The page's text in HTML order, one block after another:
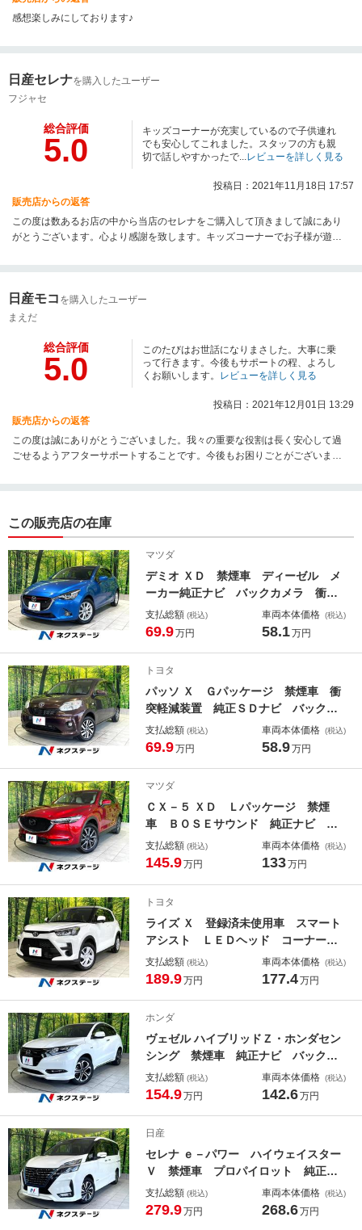
感想楽しみにしております♪
日産セレナを購入したユーザー
フジャセ
総合評価
5.0
キッズコーナーが充実しているので子供連れ
でも安心してこれました。スタッフの方も親
切で話しやすかったで... レビューを詳しく見る
投稿日：2021年11月18日 17:57
販売店からの返答
この度は数あるお店の中から当店のセレナをご購入して頂きまして誠にあり
がとうございます。心より感謝を致します。キッズコーナーでお子様が遊ん
料オイル交換や点検時にお会いできる事楽しみにしております。
日産モコ を購入したユーザー
まえだ
総合評価
5.0
このたびはお世話になりまさした。大事に乗
って行きます。今後もサポートの程、よろし
くお願いします。 レビューを詳しく見る
投稿日：2021年12月01日 13:29
販売店からの返答
この度は誠にありがとうございました。我々の重要な役割は長く安心して過
ごせるようアフターサポートすることです。今後もお困りごとがございまし
この販売店の在庫
マツダ
デミオ ＸＤ 禁煙車 ディーゼル メ
ーカー純正ナビ バックカメラ 衝突
軽減装置 クルーズコントロール Ｃ
Ｄ／ＤＶＤ再生 スマートキー Ｂｌ
支払総額 (税込)
69.9万円
車両本体価格 (税込)
58.1万円
トヨタ
パッソ Ｘ Ｇパッケージ 禁煙車 衝
突軽減装置 純正ＳＤナビ バックモ
ニター スマートキー Ｂｌｕｅｔｏ
ｏｔｈ再生 フルセグ 純正１４イン
支払総額 (税込)
69.9万円
車両本体価格 (税込)
58.9万円
マツダ
ＣＸ－５ ＸＤ Ｌパッケージ 禁煙
車 ＢＯＳＥサウンド 純正ナビ バ
ックカメラ パワーバックドア 本革
シート レーダークルーズ ステアリ
ー
支払総額 (税込)
145.9万円
車両本体価格 (税込)
133万円
トヨタ
ライズ Ｘ 登録済未使用車 スマート
アシスト ＬＥＤヘッド コーナーセ
ンサー スマートキー オートハイビ
ーム オートライト 車線逸脱警報
支払総額 (税込)
189.9万円
車両本体価格 (税込)
177.4万円
ホンダ
ヴェゼル ハイブリッドＺ・ホンダセン
シング 禁煙車 純正ナビ バックカ
メラ レーダークルーズ シートヒー
ター ホンダセンシング ＥＴＣ Ｂ
線逸脱警報
支払総額 (税込)
154.9万円
車両本体価格 (税込)
142.6万円
日産
セレナ ｅ－パワー ハイウェイスター
Ｖ 禁煙車 プロパイロット 純正１
０型ナビ フリップダウン 両側パワ
ースライドドア アラウンドビュー
支払総額 (税込)
279.9万円
車両本体価格 (税込)
268.6万円